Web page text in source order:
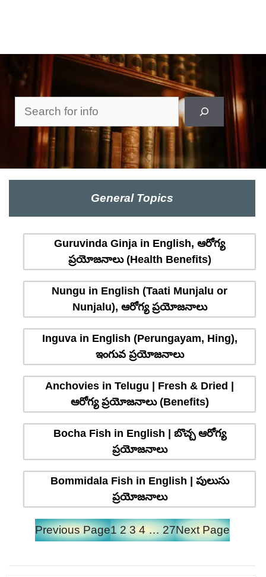
Search
General Topics
Guruvinda Ginja in English, ఆరోగ్య
ప్రయోజనాలు (Health Benefits)
Nungu in English (Taati Munjalu or
Nunjalu), ఆరోగ్య ప్రయోజనాలు
Inguva in English (Perungayam, Hing),
ఇంగువ ప్రయోజనాలు
Anchovies in Telugu | Fresh & Dried |
ఆరోగ్య ప్రయోజనాలు (Benefits)
Bocha Fish in English | బొచ్చ ఆరోగ్య
ప్రయోజనాలు
Bommidala Fish in English | పులుసు
ప్రయోజనాలు
Previous Page1 2 3 4 … 27Next Page